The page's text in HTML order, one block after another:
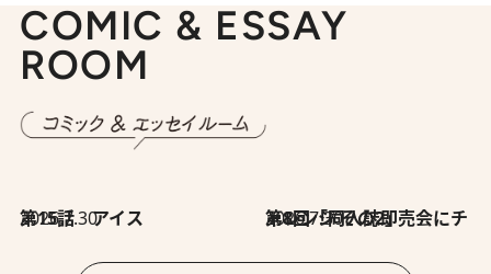
COMIC & ESSAY
ROOM
2026.7.30
第15話 アイス 2026.7.30
第8回「同人誌即売会にチャレンジ その2」